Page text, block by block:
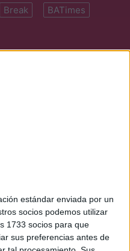
estándar enviada por un
socios podemos utilizar
1733 socios para que
sus preferencias antes de
Break BATimes